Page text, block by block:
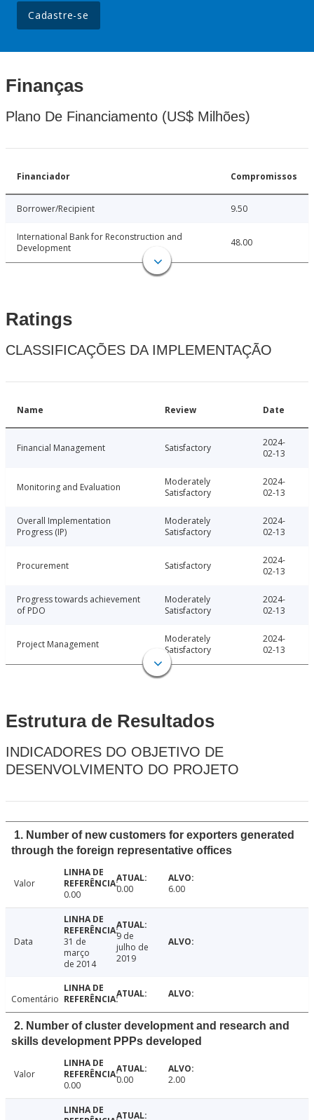
Cadastre-se
Finanças
Plano De Financiamento (US$ Milhões)
Financiador Compromissos
Borrower/Recipient 9.50
International Bank for Reconstruction and
Development
48.00
Ratings
CLASSIFICAÇÕES DA IMPLEMENTAÇÃO
Name Review Date
Financial Management Satisfactory
2024-
02-13
Monitoring and Evaluation
Moderately
Satisfactory
2024-
02-13
Overall Implementation
Progress (IP)
Moderately
Satisfactory
2024-
02-13
Procurement Satisfactory
2024-
02-13
Progress towards achievement
of PDO
Moderately
Satisfactory
2024-
02-13
Project Management
Moderately
Satisfactory
2024-
02-13
Estrutura de Resultados
INDICADORES DO OBJETIVO DE
DESENVOLVIMENTO DO PROJETO
1. Number of new customers for exporters generated
through the foreign representative offices
Valor
0.00
0.00 6.00
Data
31 de
março
de 2014
9 de
julho de
2019
Comentário
2. Number of cluster development and research and
skills development PPPs developed
Valor
0.00
0.00 2.00